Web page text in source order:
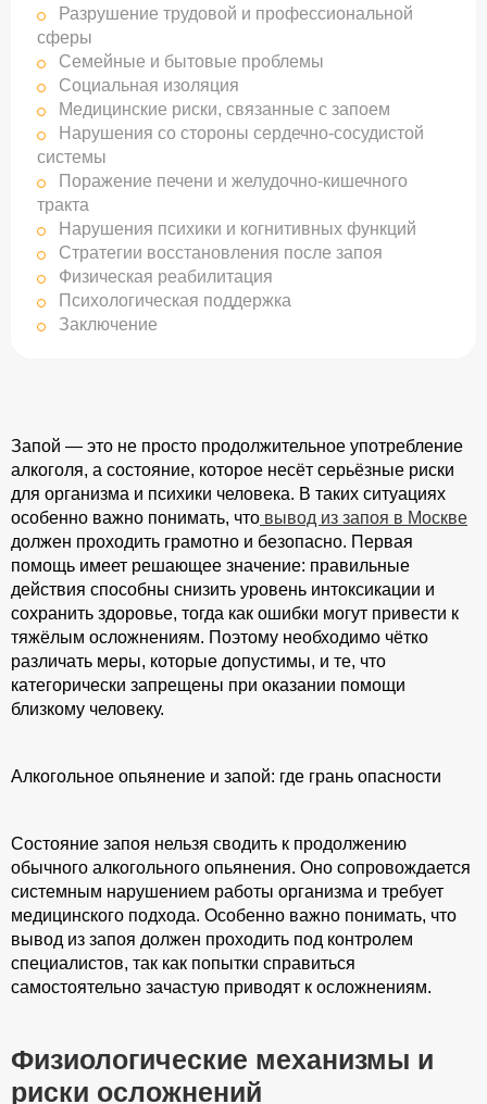
Разрушение трудовой и профессиональной
сферы
Семейные и бытовые проблемы
Социальная изоляция
Медицинские риски, связанные с запоем
Нарушения со стороны сердечно-сосудистой
системы
Поражение печени и желудочно-кишечного
тракта
Нарушения психики и когнитивных функций
Стратегии восстановления после запоя
Физическая реабилитация
Психологическая поддержка
Заключение
Запой — это не просто продолжительное употребление
алкоголя, а состояние, которое несёт серьёзные риски
для организма и психики человека. В таких ситуациях
особенно важно понимать, что вывод из запоя в Москве
должен проходить грамотно и безопасно. Первая
помощь имеет решающее значение: правильные
действия способны снизить уровень интоксикации и
сохранить здоровье, тогда как ошибки могут привести к
тяжёлым осложнениям. Поэтому необходимо чётко
различать меры, которые допустимы, и те, что
категорически запрещены при оказании помощи
близкому человеку.
Алкогольное опьянение и запой: где грань опасности
Состояние запоя нельзя сводить к продолжению
обычного алкогольного опьянения. Оно сопровождается
системным нарушением работы организма и требует
медицинского подхода. Особенно важно понимать, что
вывод из запоя должен проходить под контролем
специалистов, так как попытки справиться
самостоятельно зачастую приводят к осложнениям.
Физиологические механизмы и
риски осложнений